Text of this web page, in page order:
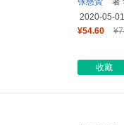
2020-05-01
¥54.60
收藏